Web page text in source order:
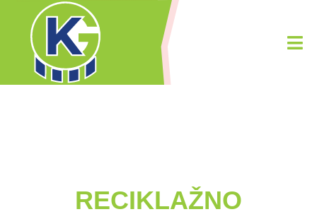
RECIKLAŽNO